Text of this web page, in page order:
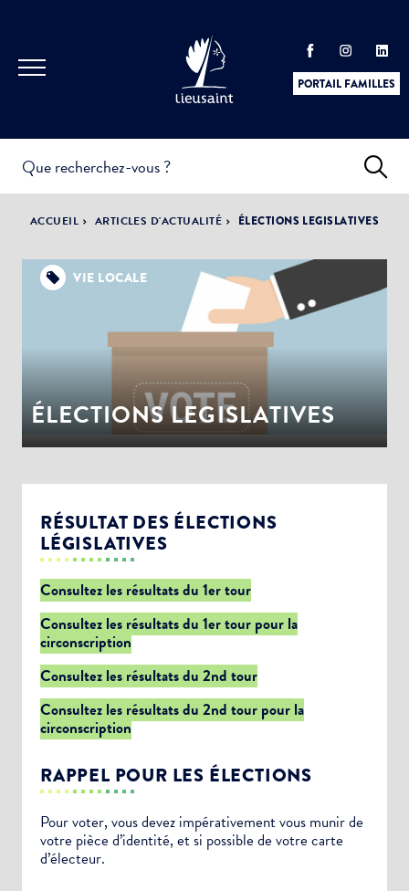
PORTAIL FAMILLES
PRATIQUES &
DÉMARCHES
ACTUALITÉS &
ÉVÈNEMENTS
LA VILLE
DÉMOCRATIE
PARTICIPATIVE
ACCUEIL ARTICLES D'ACTUALITÉ ÉLECTIONS LEGISLATIVES
VIE LOCALE
ÉLECTIONS LEGISLATIVES
RÉSULTAT DES ÉLECTIONS
LÉGISLATIVES
Consultez les résultats du 1er tour
Consultez les résultats du 1er tour pour la
circonscription
Consultez les résultats du 2nd tour
Consultez les résultats du 2nd tour pour la
circonscription
RAPPEL POUR LES ÉLECTIONS
Pour voter, vous devez impérativement vous munir de
votre pièce d’identité, et si possible de votre carte
d’électeur.